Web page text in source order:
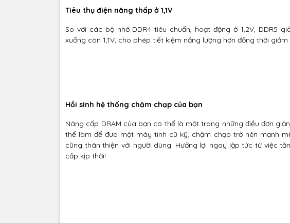
Tiêu thụ điện năng thấp ở 1,1V
So với các bộ nhớ DDR4 tiêu chuẩn, hoạt động ở 1,2V, DDR5
xuống còn 1,1V, cho phép tiết kiệm năng lượng hơn đồng thời
Hồi sinh hệ thống chậm chạp của bạn
Nâng cấp DRAM của bạn có thể là một trong những điều đơn
thể làm để đưa một máy tính cũ kỹ, chậm chạp trở nên mạnh
cũng thân thiện với người dùng. Hưởng lợi ngay lập tức từ việc
cấp kịp thời!